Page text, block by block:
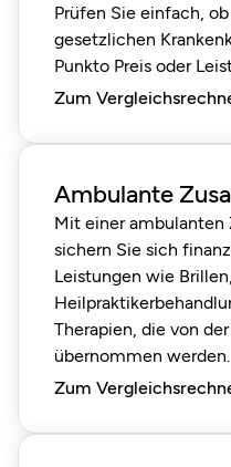
Prüfen Sie einfach,
gesetzlichen
Punkto Preis oder
Zum
Ambulante
Mit einer ambulanten
sichern Sie sich
Leistungen wie Brillen,
Therapien, die von
übernommen werden.
Zum